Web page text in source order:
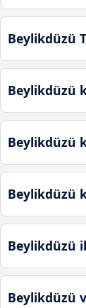
Beylikdüzü
Beylikdüzü
Beylikdüzü
Beylikdüzü
Beylikdüzü
Beylikdüzü